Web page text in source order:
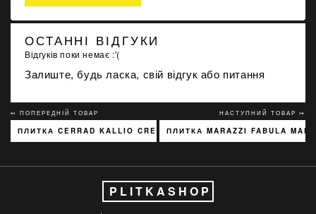
ОСТАННІ ВІДГУКИ
Відгуків поки немає :'(
Залиште, будь ласка, свій відгук або питання
↢ ПОПЕРЕДНІЙ ТОВАР
ПЛИТКА CERRAD KALLIO CREAM 3768 15X45
НАСТУПНИЙ ТОВАР ↣
ПЛИТКА MARAZZI FABULA
PLITKASHOP